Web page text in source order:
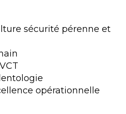
sécurité pérenne et
opérationnelle